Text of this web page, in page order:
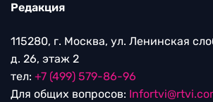
Редакция
115280, г. Москва, ул. Ленинская
д. 26, этаж 2
тел: +7 (499) 579-86-96
Для общих вопросов: